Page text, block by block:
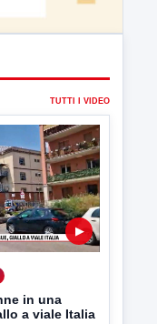
TUTTI I VIDEO
▶
in una
a viale Italia